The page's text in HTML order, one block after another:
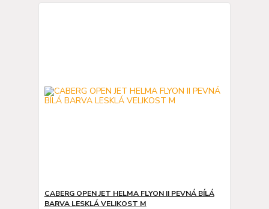
CABERG OPEN JET HELMA FLYON II PEVNÁ BÍLÁ
BARVA LESKLÁ VELIKOST M